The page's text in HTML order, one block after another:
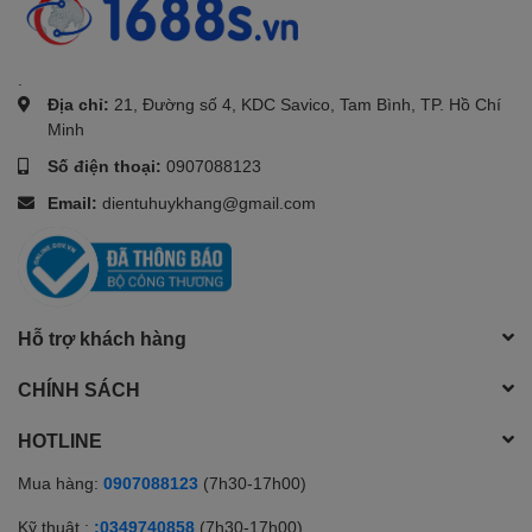
Địa chỉ: 21, Đường số 4, KDC Savico, Tam Bình, TP. Hồ Chí
Minh
Số điện thoại: 0907088123
Email: dientuhuykhang@gmail.com
Hỗ trợ khách hàng
CHÍNH SÁCH
HOTLINE
Mua hàng: 0907088123 (7h30-17h00)
Kỹ thuật : :0349740858 (7h30-17h00)